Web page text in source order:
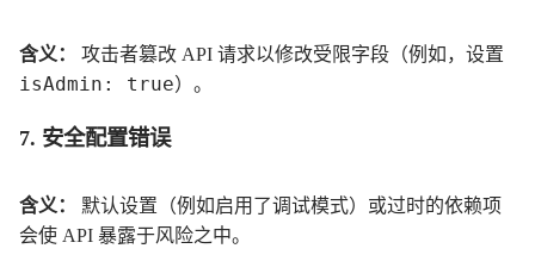
含义： 攻击者篡改 API 请求以修改受限字段（例如，设置
isAdmin: true）。
7. 安全配置错误
含义：
默认设置（例如启用了调试模式）或过时的依赖项
会使 API 暴露于风险之中。